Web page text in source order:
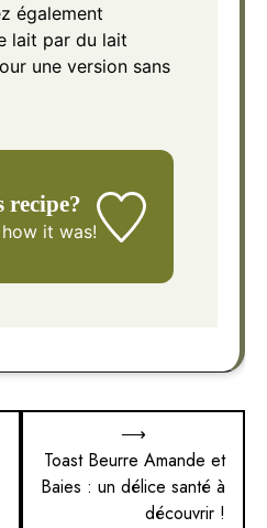
également
lait par du lait
une version sans
recipe?
it was!
Toast Beurre Amande et
Baies : un délice santé à
découvrir !
⟶